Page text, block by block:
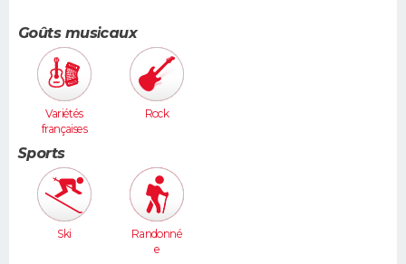
Goûts musicaux
Variétés
françaises
Rock
Sports
Ski
Randonné
e